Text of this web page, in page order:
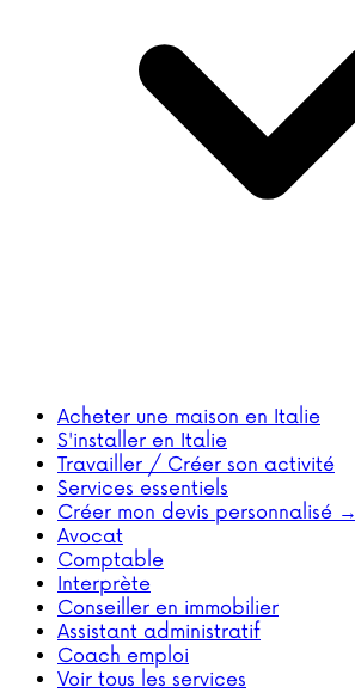
Acheter une maison en Italie
S'installer en Italie
Travailler / Créer son activité
Services essentiels
Créer mon devis personnalisé →
Avocat
Comptable
Interprète
Conseiller en immobilier
Assistant administratif
Coach emploi
Voir tous les services